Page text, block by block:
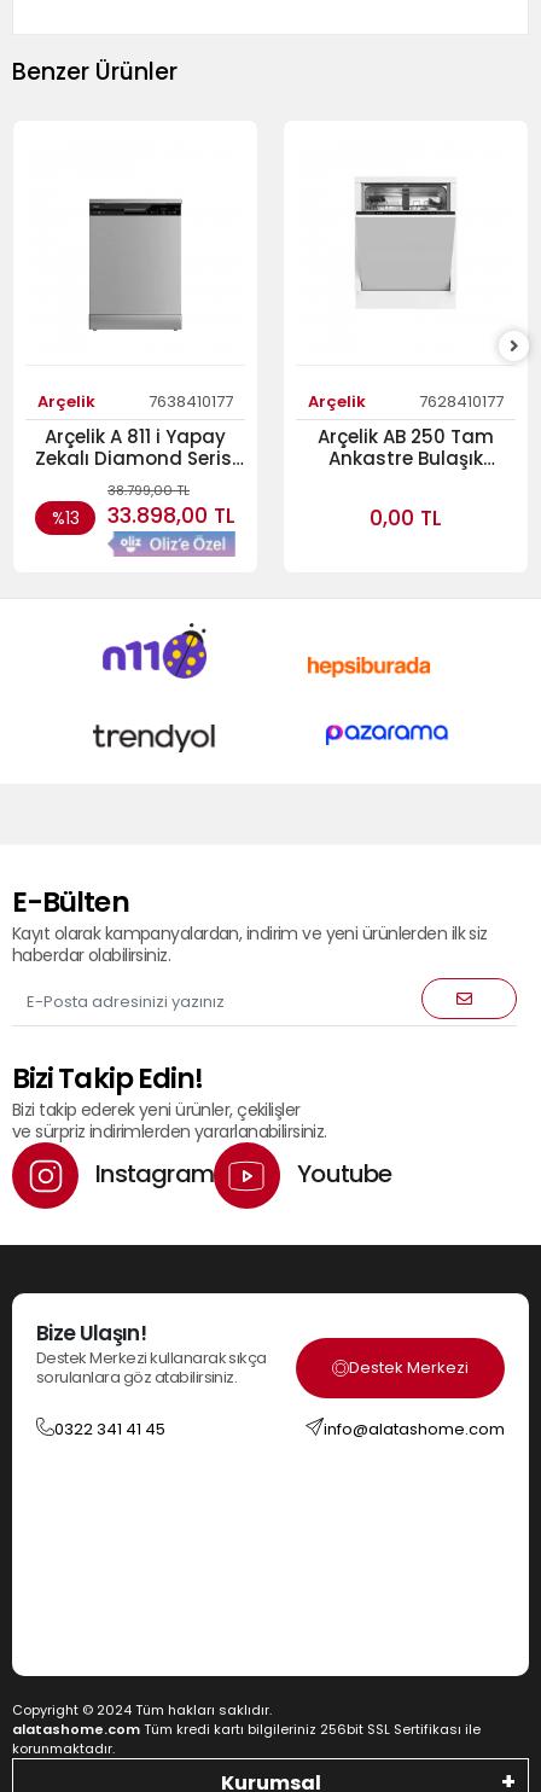
Benzer Ürünler
Arçelik 7638410177
Arçelik A 811 i Yapay
Zekalı Diamond Serisi
Solo Bulaşık Makinesi
%13
38.799,00 TL
33.898,00 TL
Arçelik 7628410177
Arçelik AB 250 Tam
Ankastre Bulaşık
0,00 TL
E-Bülten
Kayıt olarak kampanyalardan, indirim ve yeni ürünlerden ilk siz
haberdar olabilirsiniz.
Bizi Takip Edin!
Bizi takip ederek yeni ürünler, çekilişler
ve sürpriz indirimlerden yararlanabilirsiniz.
Instagram Youtube
Bize Ulaşın!
Destek Merkezi kullanarak sıkça
sorulanlara göz atabilirsiniz.
Destek Merkezi
0322 341 41 45 info@alatashome.com
Copyright © 2024 Tüm hakları saklıdır.
alatashome.comTüm kredi kartı bilgileriniz 256bit SSL Sertifikası ile
korunmaktadır.
Kurumsal